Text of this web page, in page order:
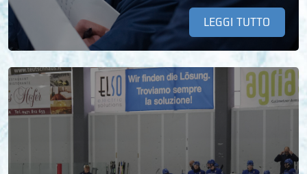
LEGGI TUTTO